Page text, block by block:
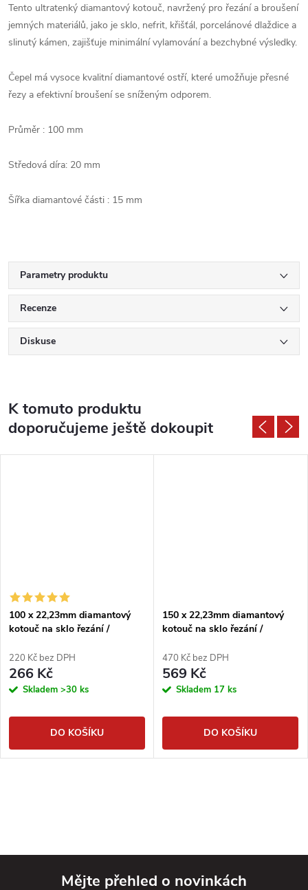
Tento ultratenký diamantový kotouč, navržený pro řezání a broušení
jemných materiálů, jako je sklo, nefrit, křišťál, porcelánové dlaždice a
slinutý kámen, zajišťuje minimální vylamování a bezchybné výsledky.
Čepel má vysoce kvalitní diamantové ostří, které umožňuje přesné
řezy a efektivní broušení se sníženým odporem.
Průměr : 100 mm
Středová díra: 20 mm
Šířka diamantové části : 15 mm
Parametry produktu
Recenze
Diskuse
K tomuto produktu
doporučujeme ještě dokoupit
100 x 22,23mm diamantový
kotouč na sklo řezání /
220 Kč bez DPH
266 Kč
Skladem >30 ks
DO KOŠÍKU
150 x 22,23mm diamantový
kotouč na sklo řezání /
470 Kč bez DPH
569 Kč
Skladem 17 ks
DO KOŠÍKU
Mějte přehled o novinkách